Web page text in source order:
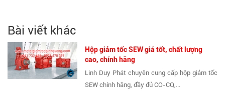
Bài viết khác
Hộp giảm tốc SEW giá tốt, chất lượng
cao, chính hãng
Linh Duy Phát chuyên cung cấp hộp giảm tốc
SEW chính hãng, đầy đủ CO-CQ,...